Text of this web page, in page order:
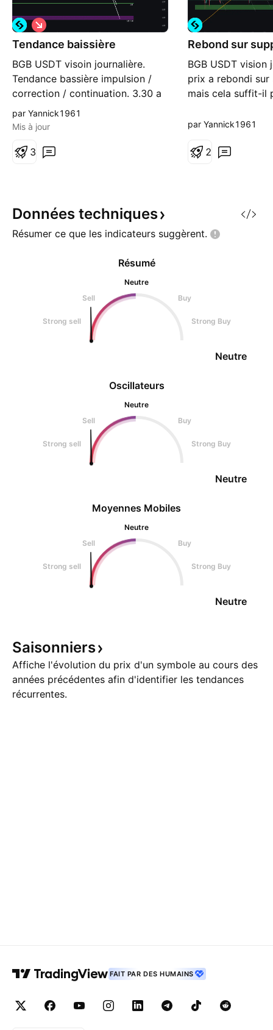
Tendance baissière
BGB USDT visoin journalière.
Tendance bassière impulsion /
correction / continuation. 3.30 a
surveiller (selon moi) Vous voulez
en savoir plus ? Pour celles et
structure plus en détail, tout est
S
h
o
t
par Yannick1961
Mis à jour
3
Rebond sur
BGB USDT vision
prix a rebondi sur
mais cela suffit-il
où vous savez
par Yannick1961
2
Données techniques
Résumer ce que les indicateurs suggèrent.
Oscillateurs
Neutre
Sell
Buy
Strong sell Strong Buy
Neutre
Résumé
Neutre
Sell
Buy
Strong sell Strong Buy
Neutre
Moyennes Mobiles
Neutre
Sell
Buy
Strong sell Strong Buy
Neutre
Saisonniers
Affiche l'évolution du prix d'un symbole au cours des
années précédentes afin d'identifier les tendances
récurrentes.
FAIT PAR DES HUMAINS